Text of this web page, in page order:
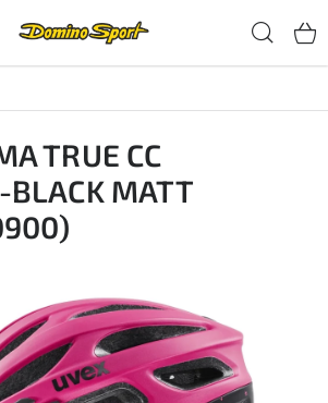
TRUE CC
BLACK MATT